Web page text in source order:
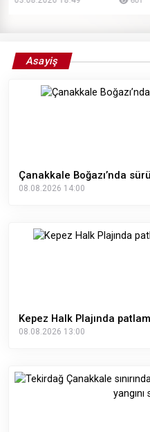
Asayiş
Çanakkale Boğazı’nda
08.08.2026 14:00
Kepez Halk Plajında
08.08.2026 13:00